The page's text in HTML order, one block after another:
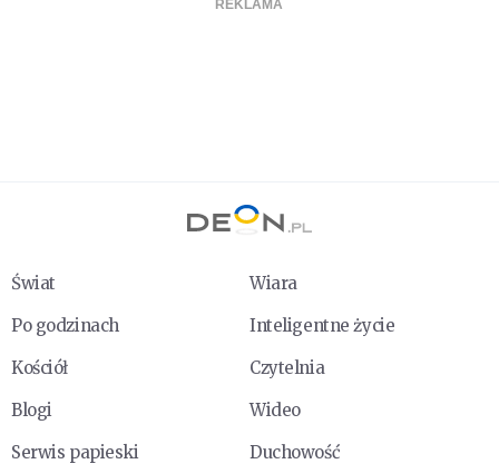
Świat
Wiara
Po godzinach
Inteligentne życie
Kościół
Czytelnia
Blogi
Wideo
Serwis papieski
Duchowość